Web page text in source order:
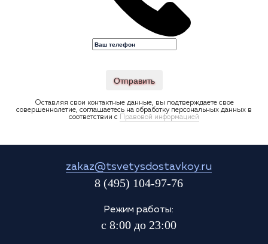
Отправить
Оставляя свои контактные данные, вы подтверждаете свое
совершеннолетие, соглашаетесь на обработку персональных данных в
соответствии с
Правовой информацией
zakaz@tsvetysdostavkoy.ru
8 (495) 104-97-76
Режим работы:
с 8:00 до 23:00